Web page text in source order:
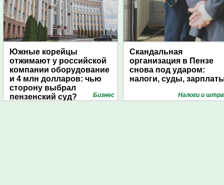
Южные корейцы
отжимают у российской
компании оборудование
и 4 млн долларов: чью
сторону выбрал
пензенский суд?
Бизнес
Скандальная
организация в Пензе
снова под ударом:
налоги, суды,
Налоги и